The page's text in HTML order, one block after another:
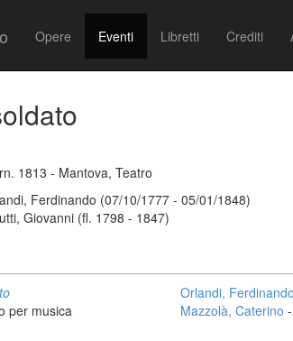
Opere Eventi Libretti Crediti
1813 - Mantova, Teatro
Ferdinando (07/10/1777 - 05/01/1848)
Giovanni (fl. 1798 - 1847)
per musica
Orlandi, Ferdinando
Mazzolà, Caterino -